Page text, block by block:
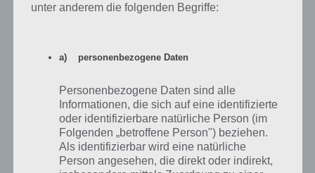
unter anderem die folgenden Begriffe:
a) personenbezogene Daten
Personenbezogene Daten sind alle
Informationen, die sich auf eine identifizierte
oder identifizierbare natürliche Person (im
Folgenden „betroffene Person") beziehen.
Als identifizierbar wird eine natürliche
Person angesehen, die direkt oder indirekt,